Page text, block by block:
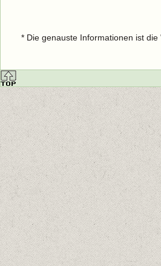
* Die genauste Informationen ist